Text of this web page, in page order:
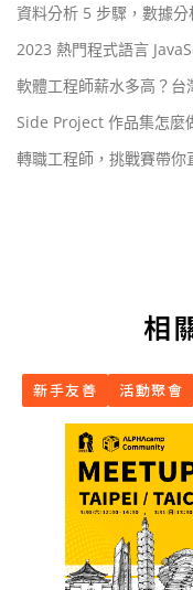
資料分析 5 步驟，數據
2023 熱門程式語言
軟體工程師薪水多高？台
Side Project 作品集怎麼
轉職工程師，挑戰賽帶你
相
新手友善 活動聚會